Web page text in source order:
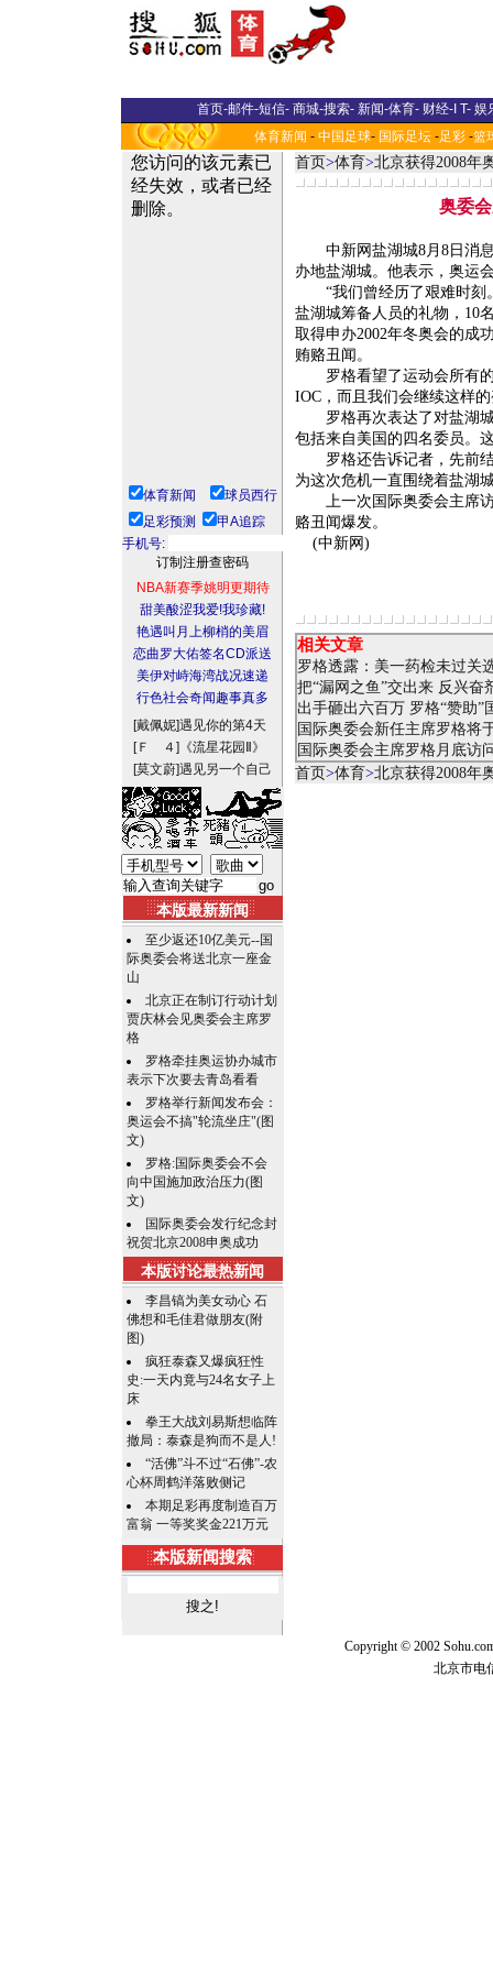
首页-邮件-短信- 商城-搜索- 新闻-体育- 财经-I T- 娱
体育新闻 - 中国足球- 国际足坛 -足彩 -篮
体育新闻
球员西行
足彩预测
甲A追踪
手机号:
NBA新赛季姚明更期待
甜美酸涩我爱!我珍藏!
艳遇叫月上柳梢的美眉
恋曲罗大佑签名CD派送
美伊对峙海湾战况速递
行色社会奇闻趣事真多
[戴佩妮]遇见你的第4天
[Ｆ ４] 《流星花园Ⅱ》
[莫文蔚]遇见另一个自己
本版最新新闻
至少返还10亿美元--国
际奥委会将送北京一座金
山
北京正在制订行动计划
贾庆林会见奥委会主席罗
格
罗格牵挂奥运协办城市
表示下次要去青岛看看
罗格举行新闻发布会：
奥运会不搞"轮流坐庄"(图
文)
罗格:国际奥委会不会
向中国施加政治压力(图
文)
国际奥委会发行纪念封
祝贺北京2008申奥成功
本版讨论最热新闻
李昌镐为美女动心 石
佛想和毛佳君做朋友(附
图)
疯狂泰森又爆疯狂性
史:一天内竟与24名女子上
床
拳王大战刘易斯想临阵
撤局：泰森是狗而不是人!
“活佛”斗不过“石佛”-农
心杯周鹤洋落败侧记
本期足彩再度制造百万
富翁 一等奖奖金221万元
本版新闻搜索
首页>体育>北京获得2008年
奥委
中新网盐湖城8月8日消息
办地盐湖城。他表示，奥运
“我们曾经历了艰难时刻。
盐湖城筹备人员的礼物，10
取得申办2002年冬奥会的成
贿赂丑闻。
罗格看望了运动会所有的
IOC，而且我们会继续这样
罗格再次表达了对盐湖城
包括来自美国的四名委员。
罗格还告诉记者，先前结
为这次危机一直围绕着盐湖
上一次国际奥委会主席访
赂丑闻爆发。
(中新网)
相关文章
罗格透露：美一药检未过关
把“漏网之鱼”交出来 反兴奋
出手砸出六百万 罗格“赞助”
国际奥委会新任主席罗格将
国际奥委会主席罗格月底访
首页>体育>北京获得2008年
Copyright © 2002
北京市电